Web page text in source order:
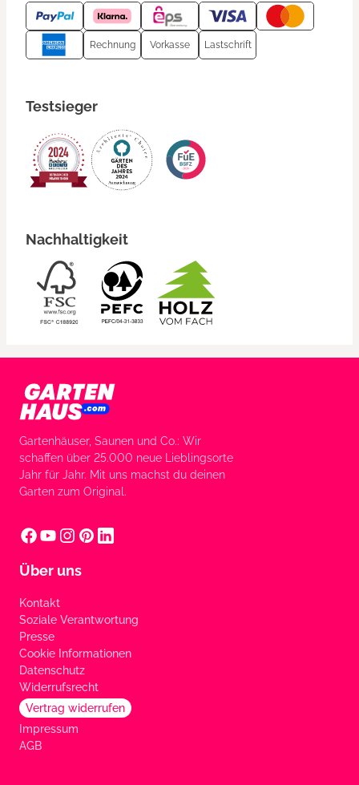
Rechnung Vorkasse Lastschrift
Testsieger
Nachhaltigkeit
Gartenhäuser, Saunen und Co.: Wir
schaffen über 25.000 neue Lieblingsorte
Jahr für Jahr. Mit uns machst du deinen
Garten zum Original.
Über uns
Kontakt
Soziale Verantwortung
Presse
Cookie Informationen
Datenschutz
Widerrufsrecht
Vertrag widerrufen
Impressum
AGB